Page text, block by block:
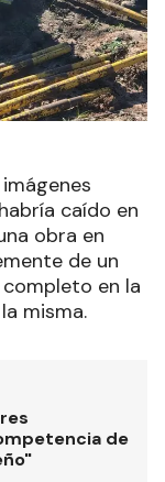
caído en
obra en
de un
en la
misma.
de